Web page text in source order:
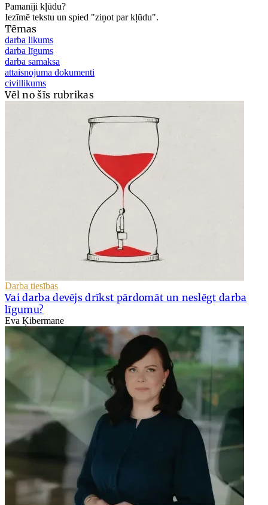
Pamanīji kļūdu?
Iezīmē tekstu un spied "ziņot par kļūdu".
Tēmas
darba likums
darba līgums
darba samaksa
attaisnojuma dokumenti
civillikums
Vēl no šīs rubrikas
Darba tiesības
Vai darba devējs drīkst pārdomāt un neslēgt darba
līgumu?
Eva Ķibermane